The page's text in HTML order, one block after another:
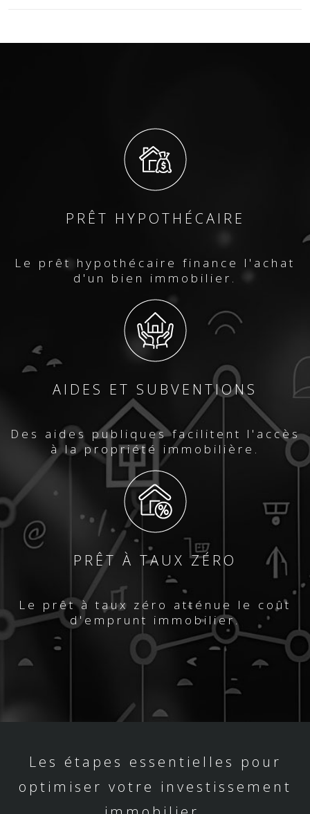
PRÊT HYPOTHÉCAIRE
Le prêt hypothécaire finance l'achat
d'un bien immobilier.
AIDES ET SUBVENTIONS
Des aides publiques facilitent l'accès
à la propriété immobilière.
PRÊT À TAUX ZÉRO
Le prêt à taux zéro atténue le coût
d'emprunt immobilier.
Les étapes essentielles pour
optimiser votre investissement